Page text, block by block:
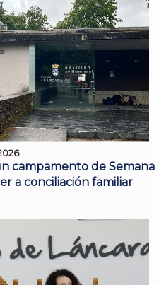
campamento de Semana
a conciliación familiar